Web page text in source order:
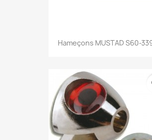
Hameçons MUSTAD S60-